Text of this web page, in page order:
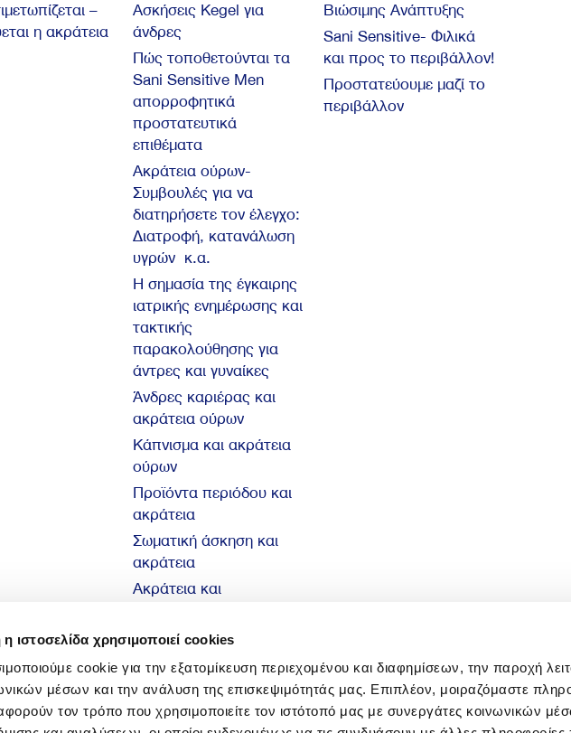
ιστοσελίδα χρησιμοποιεί cookies
cookie για την εξατομίκευση περιεχομένου και διαφημίσεων, την παροχή
μέσων και την ανάλυση της επισκεψιμότητάς μας. Επιπλέον, μοιραζόμαστε
τον τρόπο που χρησιμοποιείτε τον ιστότοπό μας με συνεργάτες κοινωνικών
–
η ακράτεια
Ασκήσεις Kegel για
άνδρες
Πώς τοποθετούνται τα
Sani Sensitive Men
απορροφητικά
προστατευτικά
επιθέματα
Ακράτεια ούρων-
Συμβουλές για να
διατηρήσετε τον έλεγχο:
Διατροφή, κατανάλωση
υγρών κ.α.
Η σημασία της έγκαιρης
ιατρικής ενημέρωσης και
τακτικής
παρακολούθησης για
άντρες και γυναίκες
Άνδρες καριέρας και
ακράτεια ούρων
Κάπνισμα και ακράτεια
ούρων
Προϊόντα περιόδου και
ακράτεια
Σωματική άσκηση και
ακράτεια
Ακράτεια και
10 βασικά στοιχεία για
την ακράτεια
Βιώσιμης Ανάπτυξης
Sani Sensitive- Φιλικά
και προς το περιβάλλον!
Προστατεύουμε μαζί το
περιβάλλον